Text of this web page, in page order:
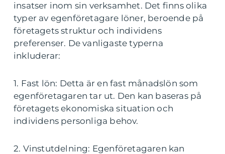
insatser inom sin verksamhet. Det finns olika
typer av egenföretagare löner, beroende på
företagets struktur och individens
preferenser. De vanligaste typerna
inkluderar:
1. Fast lön: Detta är en fast månadslön som
egenföretagaren tar ut. Den kan baseras på
företagets ekonomiska situation och
individens personliga behov.
2. Vinstutdelning: Egenföretagaren kan